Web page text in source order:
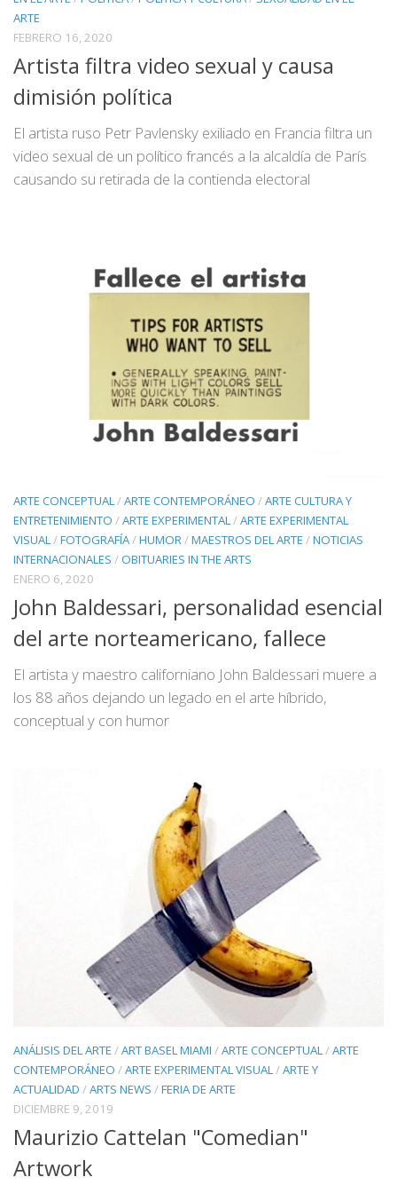
ARTE
FEBRERO 16, 2020
Artista filtra video sexual y causa
dimisión política
El artista ruso Petr Pavlensky exiliado en Francia filtra un
video sexual de un político francés a la alcaldía de París
causando su retirada de la contienda electoral
ARTE CONCEPTUAL/ARTE CONTEMPORÁNEO /ARTE CULTURA Y
ENTRETENIMIENTO /ARTE EXPERIMENTAL/ARTE EXPERIMENTAL
VISUAL/FOTOGRAFÍA/HUMOR/MAESTROS DEL ARTE /NOTICIAS
INTERNACIONALES / OBITUARIES IN THE ARTS
ENERO 6, 2020
John Baldessari, personalidad esencial
del arte norteamericano, fallece
El artista y maestro californiano John Baldessari muere a
los 88 años dejando un legado en el arte híbrido,
conceptual y con humor
ANÁLISIS DEL ARTE /ART BASEL MIAMI /ARTE CONCEPTUAL/ARTE
CONTEMPORÁNEO /ARTE EXPERIMENTAL VISUAL/ARTE Y
ACTUALIDAD /ARTS NEWS /FERIA DE ARTE
DICIEMBRE 9, 2019
Maurizio Cattelan "Comedian"
Artwork